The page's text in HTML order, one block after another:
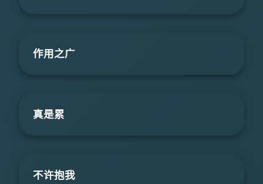
作用之广
真是累
不许抱我